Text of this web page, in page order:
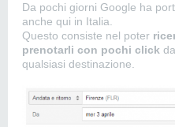
Da pochi giorni Google ha
anche qui in Italia.
Questo consiste nel poter
prenotarli con pochi click
qualsiasi destinazione.